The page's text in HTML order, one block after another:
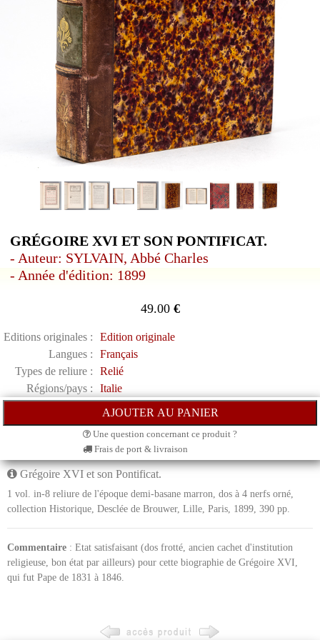
GRÉGOIRE XVI ET SON PONTIFICAT.
- Auteur: SYLVAIN, Abbé Charles
- Année d'édition: 1899
49.00€
Editions originales :
Edition originale
Langues :
Français
Types de reliure :
Relié
Régions/pays :
Italie
Une question concernant ce produit ?
Frais de port & livraison
Grégoire XVI et son Pontificat.
1 vol. in-8 reliure de l'époque demi-basane marron, dos à 4 nerfs orné,
collection Historique, Desclée de Brouwer, Lille, Paris, 1899, 390 pp.
Commentaire : Etat satisfaisant (dos frotté, ancien cachet d'institution
religieuse, bon état par ailleurs) pour cette biographie de Grégoire XVI,
qui fut Pape de 1831 à 1846.